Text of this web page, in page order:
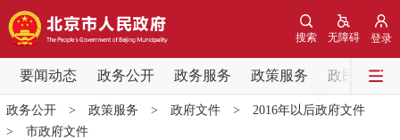
登录
无障碍
搜索
要闻动态 政务公开 政务服务 政策服务 政民互动
要闻动态
党中央精神 国务院信息 中央部委动态
政务公开> 政策服务 > 政府文件> 2016年以后政府文件
> 市政府文件